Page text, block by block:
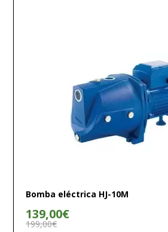
Bomba eléctrica HJ-10M
139,00€
199,00€